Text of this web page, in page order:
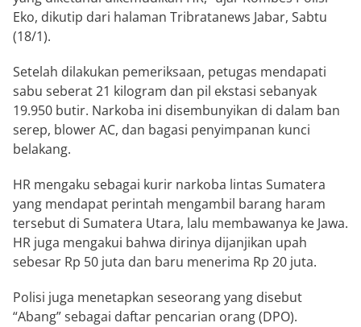
Eko, dikutip dari halaman Tribratanews Jabar, Sabtu
(18/1).
Setelah dilakukan pemeriksaan, petugas mendapati
sabu seberat 21 kilogram dan pil ekstasi sebanyak
19.950 butir. Narkoba ini disembunyikan di dalam ban
serep, blower AC, dan bagasi penyimpanan kunci
belakang.
HR mengaku sebagai kurir narkoba lintas Sumatera
yang mendapat perintah mengambil barang haram
tersebut di Sumatera Utara, lalu membawanya ke Jawa.
HR juga mengakui bahwa dirinya dijanjikan upah
sebesar Rp 50 juta dan baru menerima Rp 20 juta.
Polisi juga menetapkan seseorang yang disebut
“Abang” sebagai daftar pencarian orang (DPO).